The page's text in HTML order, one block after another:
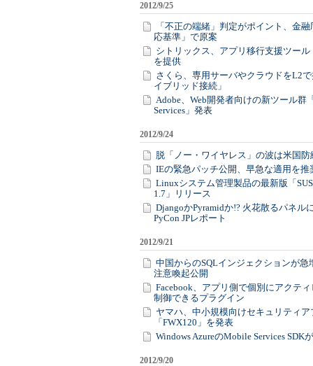
2012/9/25
「不正の端緒」判定がポイント、金
応基準」で原案
シトリックス、アプリ移行支援ツール
を提供
さくら、専用サーバやクラウドをL2
イブリッド接続」
Adobe、Web開発者向けの新ツール群
Services」発表
2012/9/24
脱「ノー・ワイヤレス」の波は米国防
IEの緊急パッチ公開、早急な適用を推
Linuxシステム管理製品の最新版「
1.7」リリース
DjangoかPyramidか!? 火花散るパネル
PyCon JPレポート
2012/9/21
中国からのSQLインジェクションが急
注意喚起公開
Facebook、アプリ側で個別にアクテ
制御できるプラグイン
ヤマハ、中小規模向けセキュリティ
「FWX120」を発表
Windows AzureのMobile Services SDK
2012/9/20